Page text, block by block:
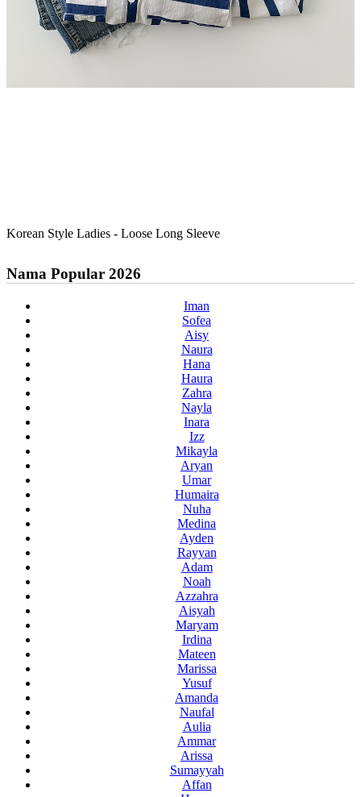
Korean Style Ladies - Loose Long Sleeve
Nama Popular 2026
Iman
Sofea
Aisy
Naura
Hana
Haura
Zahra
Nayla
Inara
Izz
Mikayla
Aryan
Umar
Humaira
Nuha
Medina
Ayden
Rayyan
Adam
Noah
Azzahra
Aisyah
Maryam
Irdina
Mateen
Marissa
Yusuf
Amanda
Naufal
Aulia
Ammar
Arissa
Sumayyah
Affan